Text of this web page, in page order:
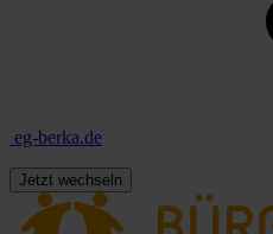
eg-berka.de
Jetzt wechseln